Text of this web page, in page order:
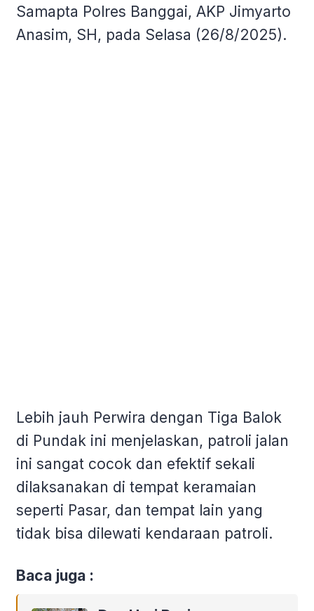
Samapta Polres Banggai, AKP Jimyarto
Anasim, SH, pada Selasa (26/8/2025).
Lebih jauh Perwira dengan Tiga Balok
di Pundak ini menjelaskan, patroli jalan
ini sangat cocok dan efektif sekali
dilaksanakan di tempat keramaian
seperti Pasar, dan tempat lain yang
tidak bisa dilewati kendaraan patroli.
Baca juga :